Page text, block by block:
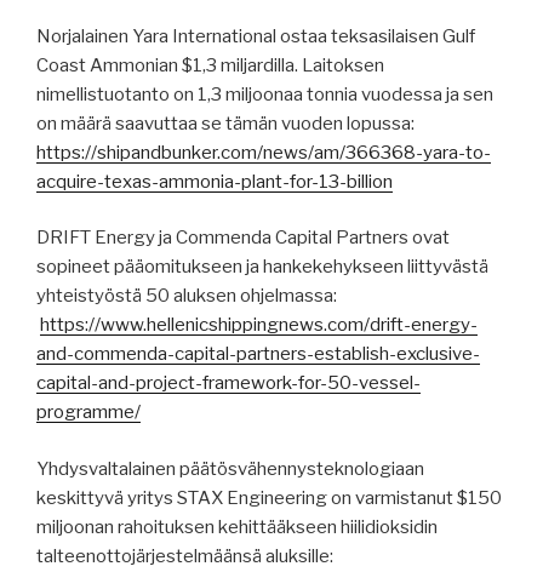
Norjalainen Yara International ostaa teksasilaisen Gulf
Coast Ammonian $1,3 miljardilla. Laitoksen
nimellistuotanto on 1,3 miljoonaa tonnia vuodessa ja sen
on määrä saavuttaa se tämän vuoden lopussa:
https://shipandbunker.com/news/am/366368-yara-to-
acquire-texas-ammonia-plant-for-13-billion
DRIFT Energy ja Commenda Capital Partners ovat
sopineet pääomitukseen ja hankekehykseen liittyvästä
yhteistyöstä 50 aluksen ohjelmassa:
https://www.hellenicshippingnews.com/drift-energy-
and-commenda-capital-partners-establish-exclusive-
capital-and-project-framework-for-50-vessel-
programme/
Yhdysvaltalainen päätösvähennysteknologiaan
keskittyvä yritys STAX Engineering on varmistanut $150
miljoonan rahoituksen kehittääkseen hiilidioksidin
talteenottojärjestelmäänsä aluksille: